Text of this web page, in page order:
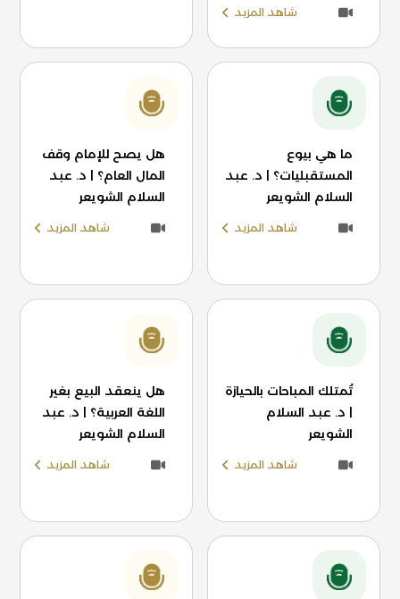
شاهد المزيد
ما هي بيوع
المستقبليات؟ | د. عبد
السلام الشويعر
شاهد المزيد
هل يصح للإمام وقف
المال العام؟ | د. عبد
السلام الشويعر
شاهد المزيد
تُمتلك المباحات بالحيازة
| د. عبد السلام
الشويعر
شاهد المزيد
هل ينعقد البيع بغير
اللغة العربية؟ | د. عبد
السلام الشويعر
شاهد المزيد